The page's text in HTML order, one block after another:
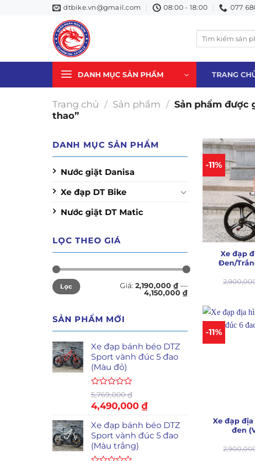
dtbike.vn@gmail.com 08:00 - 18:00 077
Tìm
DANH MỤC SẢN PHẨM TRANG
Trang chủ / Sản phẩm / Sản phẩm được
thao”
DANH MỤC SẢN PHẨM
Nước giặt Danisa
Xe đạp DT Bike
Nước giặt DT Matic
LỌC THEO GIÁ
Giá
thấp
nhất
Giá
cao
nhất
Lọc Giá: 2,190,000 ₫—
4,150,000 ₫
SẢN PHẨM MỚI
Xe đạp bánh béo DTZ
Sport vành đúc 5 đao
(Màu đỏ)
Được
xếp
hạng
5
sao
5,769,000₫
Giá
là:
5,769,000 ₫.
4,490,000 ₫Giá
tại
là:
Xe đạp bánh béo DTZ
Sport vành đúc 5 đao
(Màu trắng)
-11%
+
Xe đạp
Đen/
-11%
Xe đạp
đen